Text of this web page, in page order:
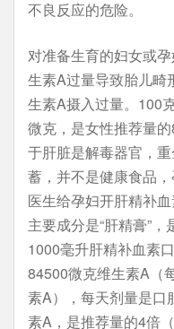
不良反应的危险。
对准备生育的妇女或
生素A过量导致胎儿畸
生素A摄入过量。100
微克，是女性推荐量
于肝脏是解毒器官，
蓄，并不是健康食品
医生给孕妇开肝精补
主要成分是“肝精膏”
1000毫升肝精补血素
84500微克维生素A（
素A），每天剂量是口
素A，是推荐量的4倍